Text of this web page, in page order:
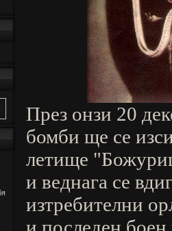
През онзи 20
бомби ще се
летище
и веднага се
изтребителни